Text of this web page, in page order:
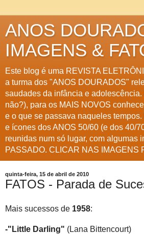
ANOS
IMAGENS &
Este blog é uma REVISTA
a turma dos "ANOS DOURADOS"
saudades da infância e adolescência.
não?), para os MAIS NOVOS
e o que se passava naqueles
e ícones dos ANOS 50/60 (e dos 40/
reunidas num só lugar, com algumas
PASSADO. CLICAR NAS IMAGENS
quinta-feira, 15 de abril de 2010
FATOS - Parada de
Mais sucessos de 1958:
-"Little Darling" (Lana Bittencourt)